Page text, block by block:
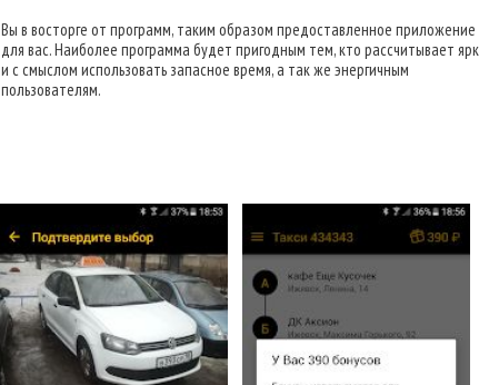
Вы в восторге от программ, таким образом предоставленное приложение
для вас. Наиболее программа будет пригодным тем, кто рассчитывает
и с смыслом использовать запасное время, а так же энергичным
пользователям.